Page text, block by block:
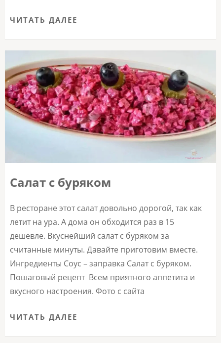
ЧИТАТЬ ДАЛЕЕ
Салат с буряком
В ресторане этот салат довольно дорогой, так как
летит на ура. А дома он обходится раз в 15
дешевле. Вкуснейший салат с буряком за
считанные минуты. Давайте приготовим вместе.
Ингредиенты Соус – заправка Салат с буряком.
Пошаговый рецепт Всем приятного аппетита и
вкусного настроения. Фото с сайта
ЧИТАТЬ ДАЛЕЕ